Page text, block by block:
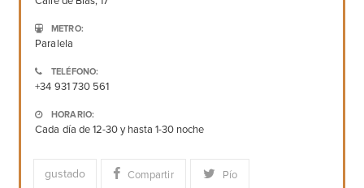
METRO:
Paralela
TELÉFONO:
+34 931 730 561
HORARIO:
Cada día de 12-30 y hasta 1-30 noche
gustado Compartir Pío